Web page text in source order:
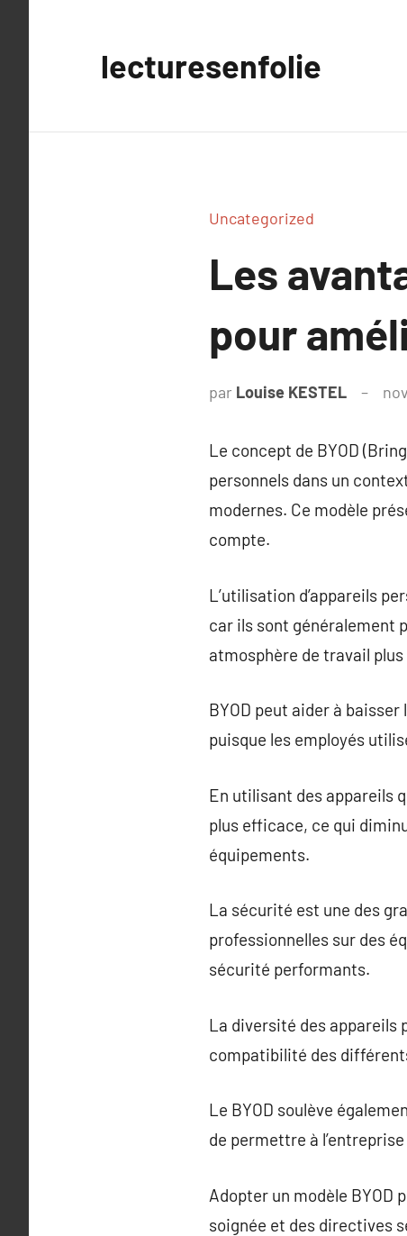
lecturesenfolie
Uncategorized
Les
pour
par Louise KESTEL
Le concept de BYOD
personnels dans un
modernes. Ce modèle
compte.
L’utilisation d’appareils
car ils sont généralement
atmosphère de travail
BYOD peut aider à
puisque les employés
En utilisant des appareils
plus efficace, ce qui
équipements.
La sécurité est une des
professionnelles sur des
sécurité performants.
La diversité des appareils
compatibilité des
Le BYOD soulève
de permettre à
Adopter un modèle BYOD
soignée et des directives